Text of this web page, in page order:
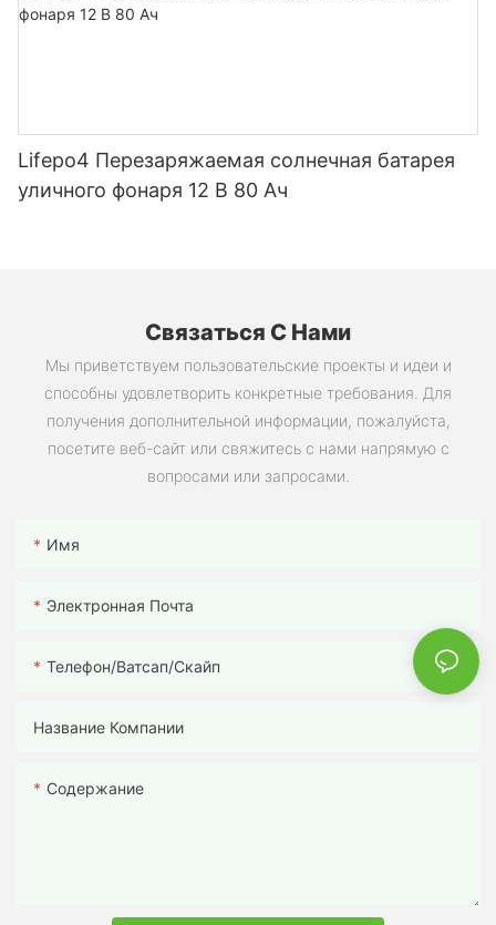
самостоятельной сборки.
Lifepo4 Перезаряжаемая солнечная батарея
уличного фонаря 12 В 80 Ач
Связаться С Нами
Мы приветствуем пользовательские проекты и идеи и
способны удовлетворить конкретные требования. Для
получения дополнительной информации, пожалуйста,
посетите веб-сайт или свяжитесь с нами напрямую с
вопросами или запросами.
Имя
Электронная Почта
Телефон/ватсап/скайп
Название Компании
Содержание